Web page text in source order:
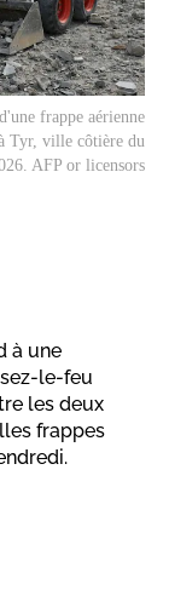
frappe aérienne
Tyr, ville côtière du
AFP or licensors
à une
le-feu
les deux
frappes